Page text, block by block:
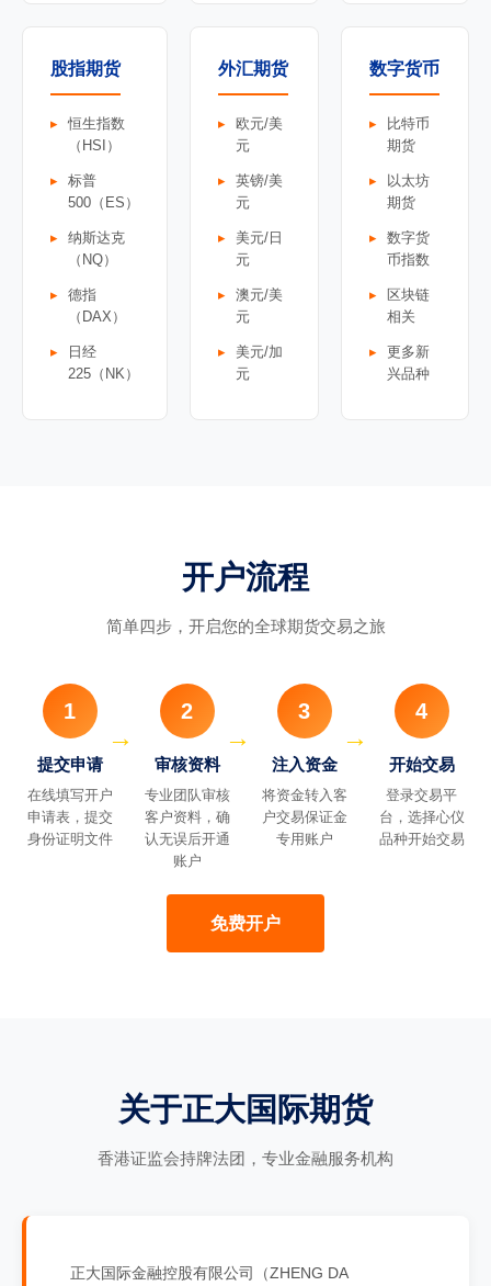
股指期货
恒生指数
（HSI）
标普
500（ES）
纳斯达克
（NQ）
德指
（DAX）
日经
225（NK）
外汇期货
欧元/美
元
英镑/美
元
美元/日
元
澳元/美
元
美元/加
元
数字货币
比特币
期货
以太坊
期货
数字货
币指数
区块链
相关
更多新
兴品种
开户流程
简单四步，开启您的全球期货交易之旅
1
提交申请
在线填写开户
申请表，提交
身份证明文件
2
审核资料
专业团队审核
客户资料，确
认无误后开通
账户
3
注入资金
将资金转入客
户交易保证金
专用账户
4
开始交易
登录交易平
台，选择心仪
品种开始交易
免费开户
关于正大国际期货
香港证监会持牌法团，专业金融服务机构
正大国际金融控股有限公司（ZHENG DA